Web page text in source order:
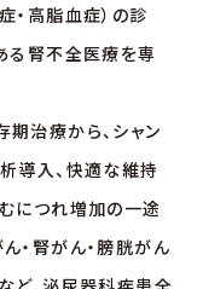
・高脂血症）の診
る腎不全医療を専
治療から、シャン
導入、快適な維持
につれ増加の一途
・腎がん・膀胱がん